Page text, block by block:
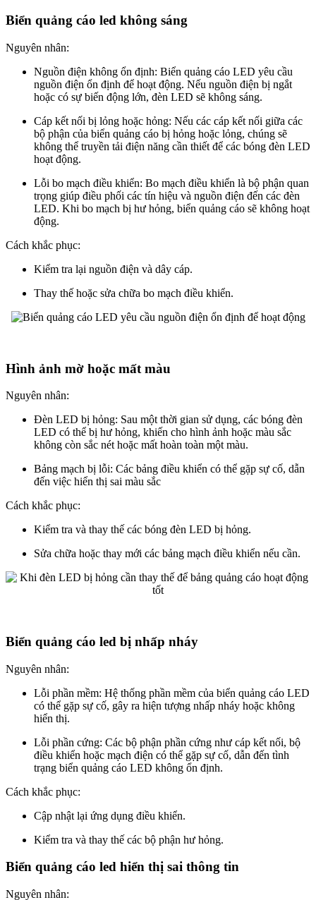
Biển quảng cáo led không sáng
Nguyên nhân:
Nguồn điện không ổn định: Biển quảng cáo LED yêu cầu
nguồn điện ổn định để hoạt động. Nếu nguồn điện bị ngắt
hoặc có sự biến động lớn, đèn LED sẽ không sáng.
Cáp kết nối bị lỏng hoặc hỏng: Nếu các cáp kết nối giữa các
bộ phận của biển quảng cáo bị hỏng hoặc lỏng, chúng sẽ
không thể truyền tải điện năng cần thiết để các bóng đèn LED
hoạt động.
Lỗi bo mạch điều khiển: Bo mạch điều khiển là bộ phận quan
trọng giúp điều phối các tín hiệu và nguồn điện đến các đèn
LED. Khi bo mạch bị hư hỏng, biển quảng cáo sẽ không hoạt
động.
Cách khắc phục:
Kiểm tra lại nguồn điện và dây cáp.
Thay thế hoặc sửa chữa bo mạch điều khiển.
Hình ảnh mờ hoặc mất màu
Nguyên nhân:
Đèn LED bị hỏng: Sau một thời gian sử dụng, các bóng đèn
LED có thể bị hư hỏng, khiến cho hình ảnh hoặc màu sắc
không còn sắc nét hoặc mất hoàn toàn một màu.
Bảng mạch bị lỗi: Các bảng điều khiển có thể gặp sự cố, dẫn
đến việc hiển thị sai màu sắc
Cách khắc phục:
Kiểm tra và thay thế các bóng đèn LED bị hỏng.
Sửa chữa hoặc thay mới các bảng mạch điều khiển nếu cần.
Biển quảng cáo led bị nhấp nháy
Nguyên nhân:
Lỗi phần mềm: Hệ thống phần mềm của biển quảng cáo LED
có thể gặp sự cố, gây ra hiện tượng nhấp nháy hoặc không
hiển thị.
Lỗi phần cứng: Các bộ phận phần cứng như cáp kết nối, bộ
điều khiển hoặc mạch điện có thể gặp sự cố, dẫn đến tình
trạng biển quảng cáo LED không ổn định.
Cách khắc phục:
Cập nhật lại ứng dụng điều khiển.
Kiểm tra và thay thế các bộ phận hư hỏng.
Biển quảng cáo led hiển thị sai thông tin
Nguyên nhân: